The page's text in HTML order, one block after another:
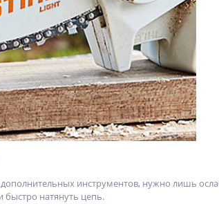
инструментов, нужно лишь
быстро натянуть цепь.